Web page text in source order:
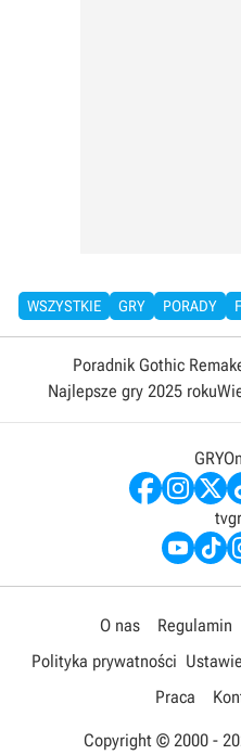
WSZYSTKIE GRY PORADY
Poradnik Gothic
Najlepsze gry 2025 roku
O nas Regulamin
Polityka prywatności
Praca
Copyright © 2000 -